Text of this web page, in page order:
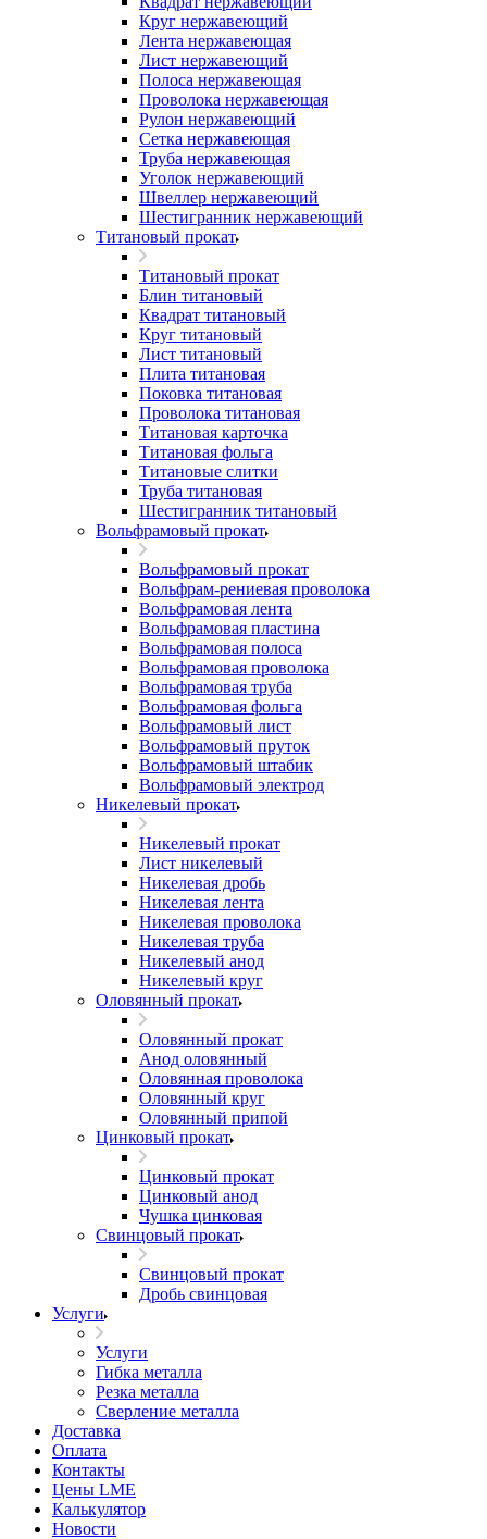
Круг нержавеющий
Лента нержавеющая
Лист нержавеющий
Полоса нержавеющая
Проволока нержавеющая
Рулон нержавеющий
Сетка нержавеющая
Труба нержавеющая
Уголок нержавеющий
Швеллер нержавеющий
Шестигранник нержавеющий
Титановый прокат
Титановый прокат
Блин титановый
Квадрат титановый
Круг титановый
Лист титановый
Плита титановая
Поковка титановая
Проволока титановая
Титановая карточка
Титановая фольга
Титановые слитки
Труба титановая
Шестигранник титановый
Вольфрамовый прокат
Вольфрамовый прокат
Вольфрам-рениевая проволока
Вольфрамовая лента
Вольфрамовая пластина
Вольфрамовая полоса
Вольфрамовая проволока
Вольфрамовая труба
Вольфрамовая фольга
Вольфрамовый лист
Вольфрамовый пруток
Вольфрамовый штабик
Вольфрамовый электрод
Никелевый прокат
Никелевый прокат
Лист никелевый
Никелевая дробь
Никелевая лента
Никелевая проволока
Никелевая труба
Никелевый анод
Никелевый круг
Оловянный прокат
Оловянный прокат
Анод оловянный
Оловянная проволока
Оловянный круг
Оловянный припой
Цинковый прокат
Цинковый прокат
Цинковый анод
Чушка цинковая
Свинцовый прокат
Свинцовый прокат
Дробь свинцовая
Услуги
Услуги
Гибка металла
Резка металла
Сверление металла
Доставка
Оплата
Контакты
Цены LME
Калькулятор
Новости